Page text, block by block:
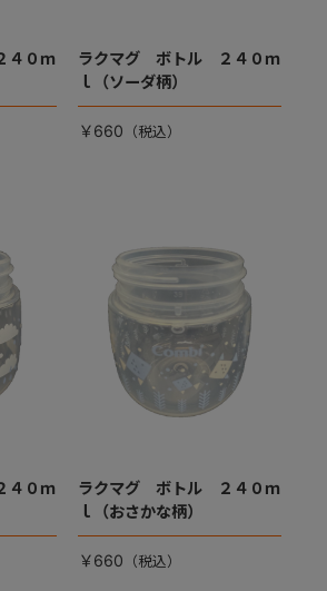
０ｍ
ラクマグ ボトル ２４０ｍ
ｌ（ソーダ柄）
￥660
０ｍ
ラクマグ ボトル ２４０ｍ
ｌ（おさかな柄）
￥660